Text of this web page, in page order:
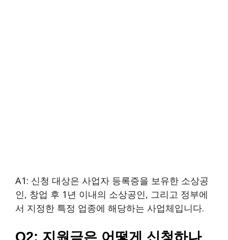
A1: 신청 대상은 사업자 등록증을 보유한 소상공
인, 창업 후 1년 이내의 소상공인, 그리고 정부에
서 지정한 특정 업종에 해당하는 사업체입니다.